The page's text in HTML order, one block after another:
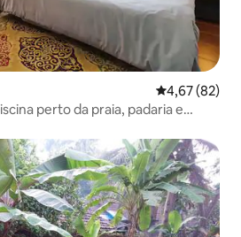
4,67 de uma
4,67 (82)
perto da praia, padaria e